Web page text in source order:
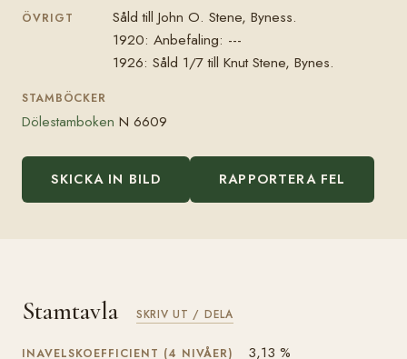
ÖVRIGT
Såld till John O. Stene, Byness.
1920: Anbefaling: ---
1926: Såld 1/7 till Knut Stene, Bynes.
STAMBÖCKER
Dölestamboken N 6609
SKICKA IN BILD RAPPORTERA FEL
Stamtavla SKRIV UT / DELA
INAVELSKOEFFICIENT (4 NIVÅER) 3,13 %